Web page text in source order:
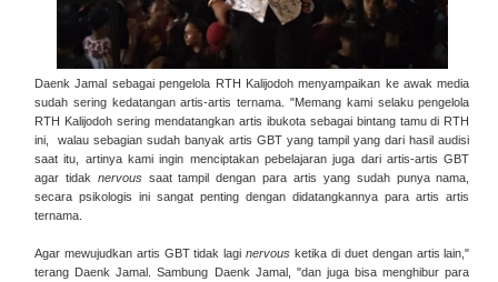
Daenk Jamal sebagai pengelola RTH Kalijodoh menyampaikan ke awak media
sudah sering kedatangan artis-artis ternama. "Memang kami selaku pengelola
RTH Kalijodoh sering mendatangkan artis ibukota sebagai bintang tamu di RTH
ini, walau sebagian sudah banyak artis GBT yang tampil yang dari hasil audisi
saat itu, artinya kami ingin menciptakan pebelajaran juga dari artis-artis GBT
agar tidak nervoussaat tampil dengan para artis yang sudah punya nama,
secara psikologis ini sangat penting dengan didatangkannya para artis artis
ternama.
Agar mewujudkan artis GBT tidak laginervous ketika di duet dengan artis lain,"
terang Daenk Jamal. Sambung Daenk Jamal, "dan juga bisa menghibur para